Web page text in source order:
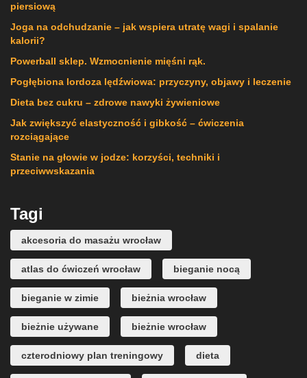
piersiową
Joga na odchudzanie – jak wspiera utratę wagi i spalanie
kalorii?
Powerball sklep. Wzmocnienie mięśni rąk.
Pogłębiona lordoza lędźwiowa: przyczyny, objawy i leczenie
Dieta bez cukru – zdrowe nawyki żywieniowe
Jak zwiększyć elastyczność i gibkość – ćwiczenia
rozciągające
Stanie na głowie w jodze: korzyści, techniki i
przeciwwskazania
Tagi
akcesoria do masażu wrocław
atlas do ćwiczeń wrocław bieganie nocą
bieganie w zimie bieżnia wrocław
bieżnie używane bieżnie wrocław
czterodniowy plan treningowy dieta